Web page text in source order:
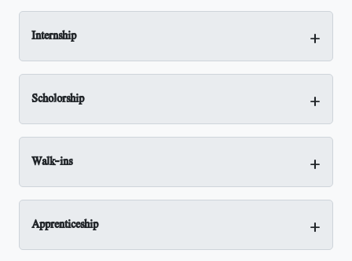
Internship +
Scholorship +
Walk-ins +
Apprenticeship +